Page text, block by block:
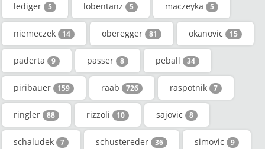
lediger 5 lobentanz 5 maczeyka 5
niemeczek 14 oberegger 81 okanovic 15
paderta 9 passer 8 peball 34
piribauer 159 raab 726 raspotnik 7
ringler 88 rizzoli 10 sajovic 8
schaludek 7 schustereder 36 simovic 9